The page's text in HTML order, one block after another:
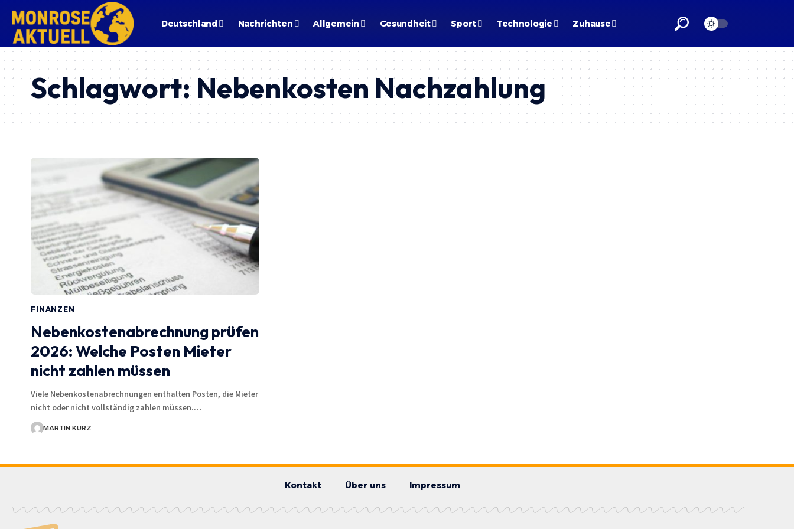
Deutschland Nachrichten Allgemein Gesundheit Sport Technologie Zuhause
Schlagwort: Nebenkosten Nachzahlung
FINANZEN
Nebenkostenabrechnung prüfen
2026: Welche Posten Mieter
nicht zahlen müssen
Viele Nebenkostenabrechnungen enthalten Posten, die Mieter
nicht oder nicht vollständig zahlen müssen.…
MARTIN KURZ
Kontakt Über uns Impressum